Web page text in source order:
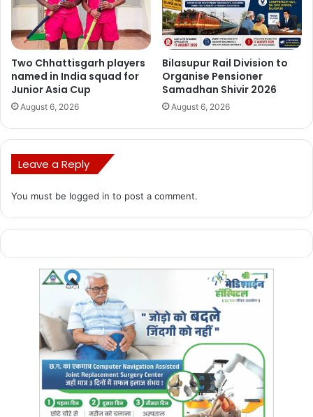
Two Chhattisgarh players
named in India squad for
Junior Asia Cup
August 6, 2026
Bilasupur Rail Division to
Organise Pensioner
Samadhan Shivir 2026
August 6, 2026
Leave a Reply
You must be logged in to post a comment.